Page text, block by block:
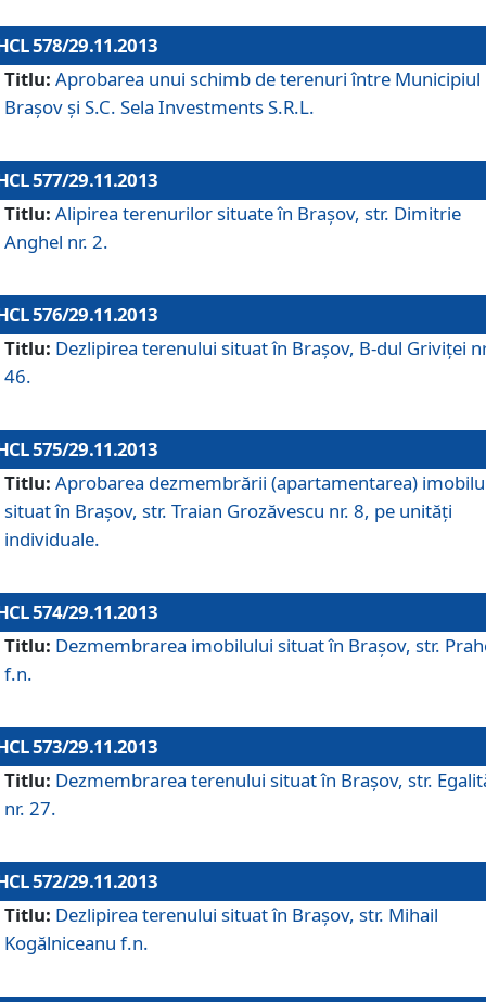
578/29.11.2013
Titlu: Aprobarea unui schimb de terenuri între Municipiul
Braşov şi S.C. Sela Investments S.R.L.
577/29.11.2013
Titlu: Alipirea terenurilor situate în Braşov, str. Dimitrie
Anghel nr. 2.
576/29.11.2013
Titlu: Dezlipirea terenului situat în Braşov, B-dul Griviţei
46.
575/29.11.2013
Titlu: Aprobarea dezmembrării (apartamentarea)
situat în Braşov, str. Traian Grozăvescu nr. 8, pe unităţi
individuale.
574/29.11.2013
Titlu: Dezmembrarea imobilului situat în Braşov, str.
f.n.
573/29.11.2013
Titlu: Dezmembrarea terenului situat în Braşov, str.
nr. 27.
572/29.11.2013
Titlu: Dezlipirea terenului situat în Braşov, str. Mihail
Kogălniceanu f.n.